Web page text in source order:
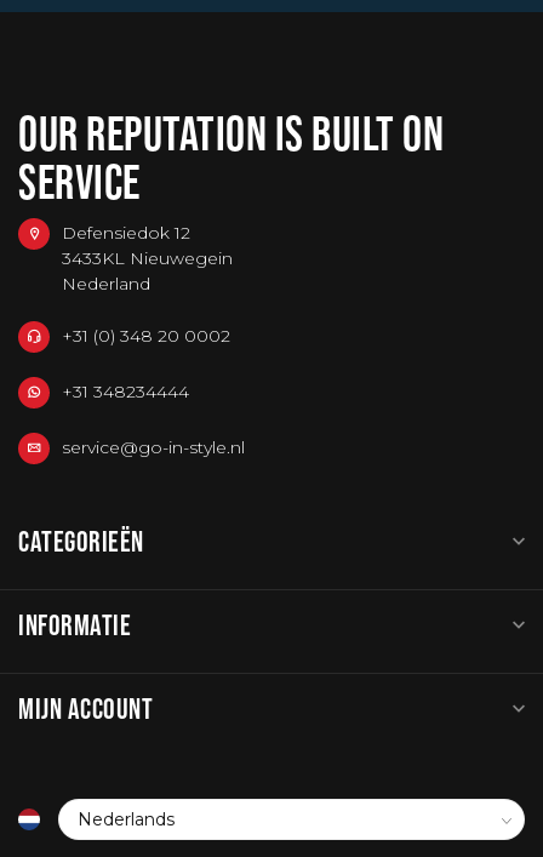
OUR REPUTATION IS BUILT ON
SERVICE
Defensiedok 12
3433KL Nieuwegein
Nederland
+31 (0) 348 20 0002
+31 348234444
service@go-in-style.nl
CATEGORIEËN
INFORMATIE
MIJN ACCOUNT